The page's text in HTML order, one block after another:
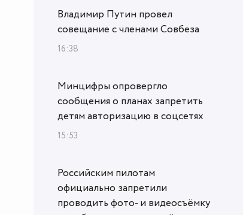
Владимир Путин провел
совещание с членами Совбеза
16:38
Минцифры опровергло
сообщения о планах запретить
детям авторизацию в соцсетях
15:53
Российским пилотам
официально запретили
проводить фото- и видеосъёмку